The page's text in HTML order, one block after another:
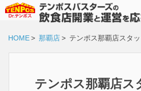
HOME> 那覇店> テンポス那覇店スタ
テンポス那覇店ス